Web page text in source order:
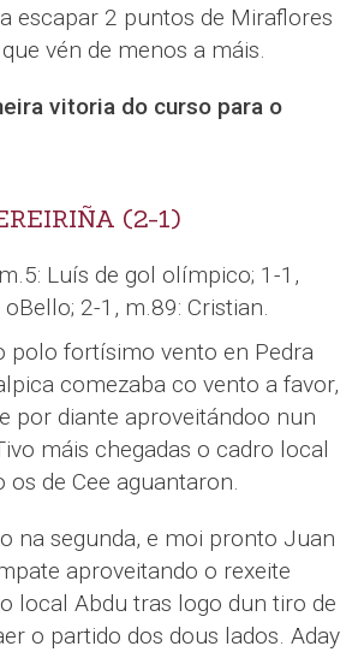
escapar 2 puntos de Miraflores
vén de menos a máis.
vitoria do curso para o
(2-1)
Luís de gol olímpico; 1-1,
2-1, m.89: Cristian.
polo fortísimo vento en Pedra
comezaba co vento a favor,
por diante aproveitándoo nun
máis chegadas o cadro local
de Cee aguantaron.
na segunda, e moi pronto Juan
aproveitando o rexeite
local Abdu tras logo dun tiro de
o partido dos dous lados. Aday